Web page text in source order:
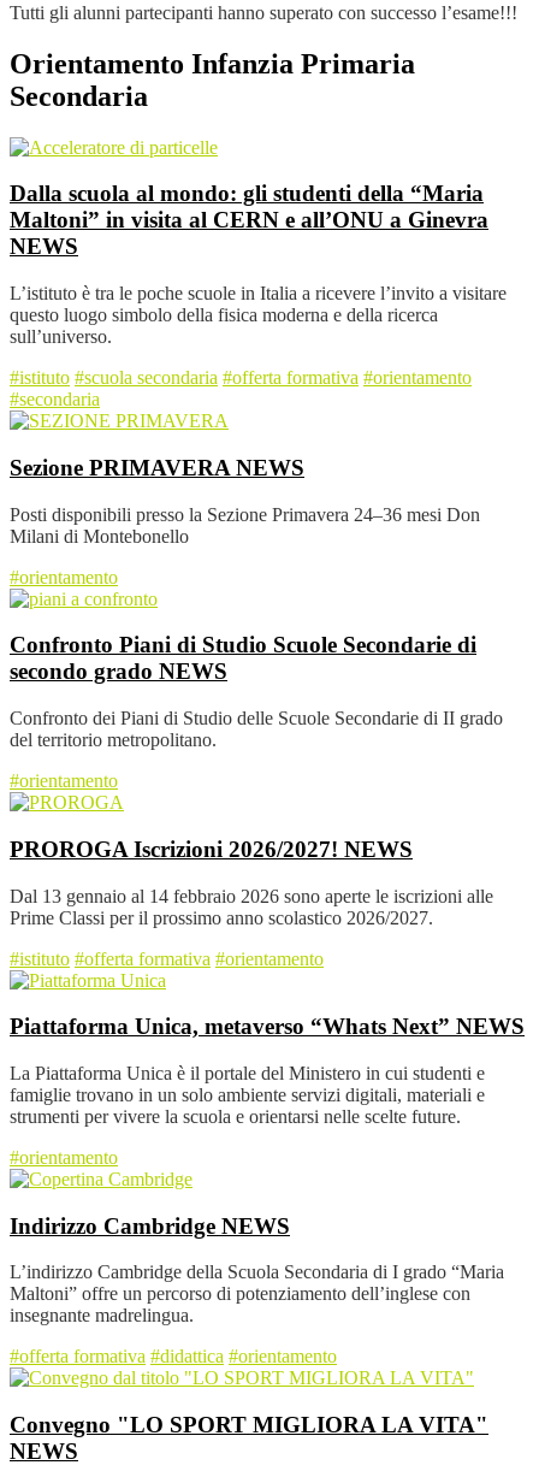
Tutti gli alunni partecipanti hanno superato con successo l’esame!!!
Orientamento Infanzia Primaria
Secondaria
Dalla scuola al mondo: gli studenti della “Maria
Maltoni” in visita al CERN e all’ONU a Ginevra
NEWS
L’istituto è tra le poche scuole in Italia a ricevere l’invito a visitare
questo luogo simbolo della fisica moderna e della ricerca
sull’universo.
#istituto #scuola secondaria #offerta formativa #orientamento
#secondaria
Sezione PRIMAVERA NEWS
Posti disponibili presso la Sezione Primavera 24–36 mesi Don
Milani di Montebonello
#orientamento
Confronto Piani di Studio Scuole Secondarie di
secondo grado NEWS
Confronto dei Piani di Studio delle Scuole Secondarie di II grado
del territorio metropolitano.
#orientamento
PROROGA Iscrizioni 2026/2027! NEWS
Dal 13 gennaio al 14 febbraio 2026 sono aperte le iscrizioni alle
Prime Classi per il prossimo anno scolastico 2026/2027.
#istituto #offerta formativa #orientamento
Piattaforma Unica, metaverso “Whats Next” NEWS
La Piattaforma Unica è il portale del Ministero in cui studenti e
famiglie trovano in un solo ambiente servizi digitali, materiali e
strumenti per vivere la scuola e orientarsi nelle scelte future.
#orientamento
Indirizzo Cambridge NEWS
L’indirizzo Cambridge della Scuola Secondaria di I grado “Maria
Maltoni” offre un percorso di potenziamento dell’inglese con
insegnante madrelingua.
#offerta formativa #didattica #orientamento
Convegno "LO SPORT MIGLIORA LA VITA"
NEWS